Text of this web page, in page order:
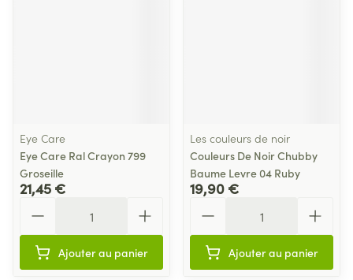
Eye Care
Eye Care Ral Crayon 799
Groseille
21,45 €
Ajouter au panier
Les couleurs de noir
Couleurs De Noir Chubby
Baume Levre 04 Ruby
19,90 €
Ajouter au panier